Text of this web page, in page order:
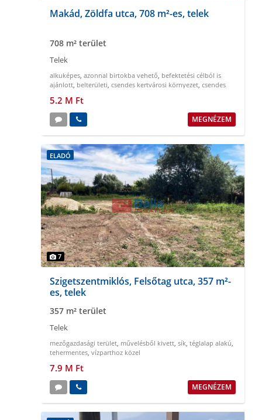
Makád, Zöldfa utca, 708 m²-es, telek
708 m² terület
Telek
alkuképes, azonnal birtokba vehető, befektetési célból is
ajánlott, belterületi, csendes kertvárosi környezet, csendes
5.2 M Ft
MEGNÉZEM
ELADÓ
7
Szigetszentmiklós, Felsőtag utca, 357 m²-
es, telek
357 m² terület
Telek
mezőgazdasági terület, művelésből kivett, sík, téglalap alakú,
tehermentes, vízparthoz közel
7.9 M Ft
MEGNÉZEM